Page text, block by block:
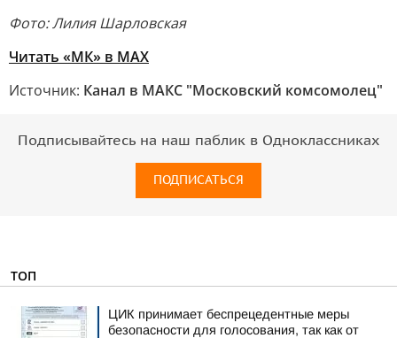
Фото: Лилия Шарловская
Читать «МК» в MAX
Источник: Канал в МАКС "Московский комсомолец"
Подписывайтесь на наш паблик в Одноклассниках
ПОДПИСАТЬСЯ
ТОП
ЦИК принимает беспрецедентные меры
безопасности для голосования, так как от